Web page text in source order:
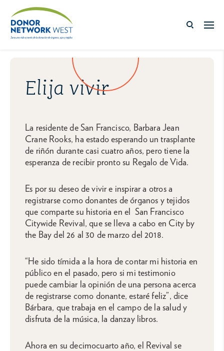
Elija vivir
La residente de San Francisco, Barbara Jean
Crane Rooks, ha estado esperando un trasplante
de riñón durante casi cuatro años, pero tiene la
esperanza de recibir pronto su Regalo de Vida.
Es por su deseo de vivir e inspirar a otros a
registrarse como donantes de órganos y tejidos
que comparte su historia en el San Francisco
Citywide Revival, que se lleva a cabo en City by
the Bay del 26 al 30 de marzo del 2018.
“He sido tímida a la hora de contar mi historia en
público en el pasado, pero si mi testimonio
puede cambiar la opinión de una persona acerca
de registrarse como donante, estaré feliz”, dice
Bárbara, que trabaja en el campo de la salud y
disfruta de la música, la danzay libros.
Ahora en su decimocuarto año, el Revival se